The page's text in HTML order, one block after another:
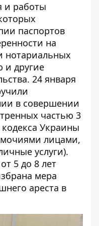
и работы
паспортов
на
нотариальных
и другие
24 января
в совершении
частью 3
кодекса Украины
лицами,
услуги).
5 до 8 лет
мера
ареста в